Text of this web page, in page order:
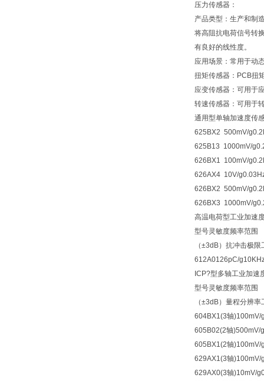
压力传感器：
产品类型：生产和制
将高阻抗电荷信号转
有良好的线性度。
应用场景：常用于动
扭矩传感器：PCB扭
应变传感器：可用于
转速传感器：可用于
通用型单轴加速度传
625BX2 500mV/
625B13 1000mV/
626BX1 100mV/
626AX4 10V/
626BX2 500mV/
626BX3 1000mV/
高温电荷型工业加速
型号灵敏度频率范围
（±3dB）抗冲击极
612A0126pC/
ICP?型多轴工业加速
型号灵敏度频率范围
（±3dB）量程分辨
604BX1(3轴
605B02(2轴)500mV/
605BX1(2轴
629AX1(3轴
629AX0(3轴)10mV/